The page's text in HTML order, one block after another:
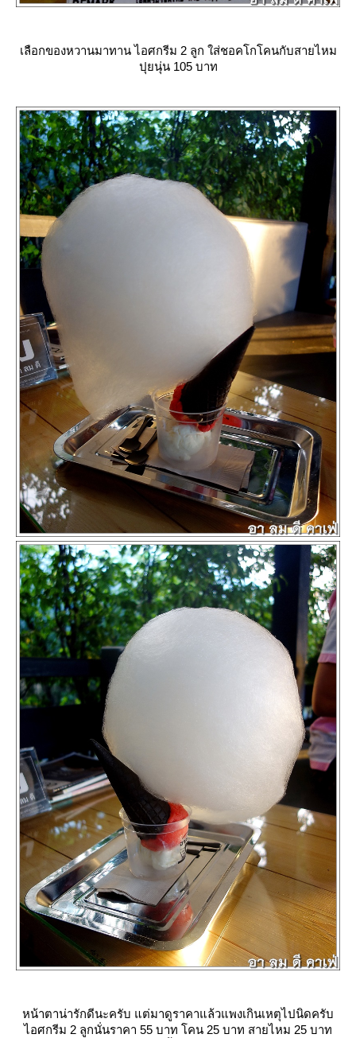
เลือกของหวานมาทาน ไอศกรีม 2 ลูก ใส่ชอคโกโคนกับสายไหม
ปุยนุ่น 105 บาท
หน้าตาน่ารักดีนะครับ แต่มาดูราคาแล้วแพงเกินเหตุไปนิดครับ
ไอศกรีม 2 ลูกนั่นราคา 55 บาท โคน 25 บาท สายไหม 25 บาท